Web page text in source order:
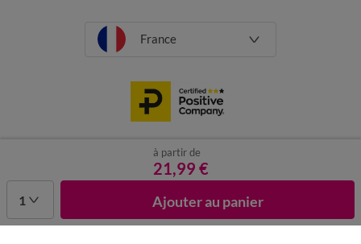
à partir de
21,99 €
1 Ajouter au panier
France
Données personnelles